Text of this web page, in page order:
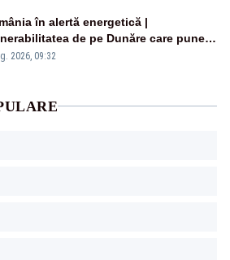
în alertă energetică |
de pe Dunăre care pune
Centrala Cernavodă era
2026, 09:32